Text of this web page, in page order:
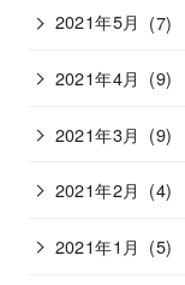
2021年5月 (7)
2021年4月 (9)
2021年3月 (9)
2021年2月 (4)
2021年1月 (5)